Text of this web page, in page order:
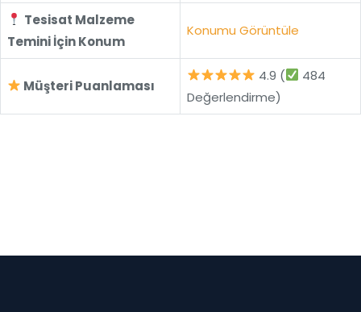
Tesisat Malzeme
Temini İçin Konum
Konumu Görüntüle
Müşteri Puanlaması
4.9 (
484
Değerlendirme)